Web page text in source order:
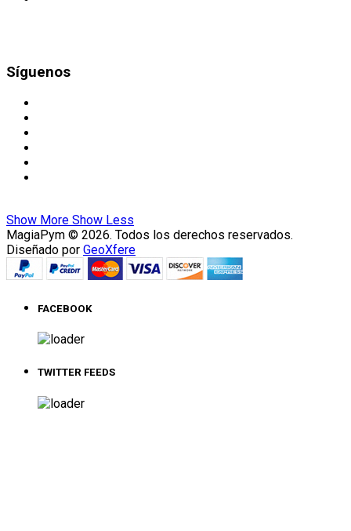
Síguenos
Show More Show Less
MagiaPym © 2026. Todos los derechos reservados.
Diseñado por GeoXfere
FACEBOOK
TWITTER FEEDS